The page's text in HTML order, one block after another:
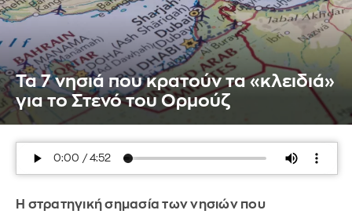
Τα 7 νησιά που κρατούν τα «κλειδιά»
για το Στενό του Ορμούζ
Η στρατηγική σημασία των νησιών που